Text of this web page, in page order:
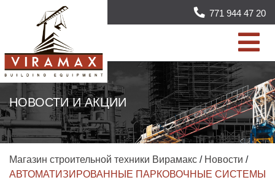
771 944 47 20
НОВОСТИ И АКЦИИ
Магазин строительной техники Вирамакс / Новости /
АВТОМАТИЗИРОВАННЫЕ ПАРКОВОЧНЫЕ СИСТЕМЫ